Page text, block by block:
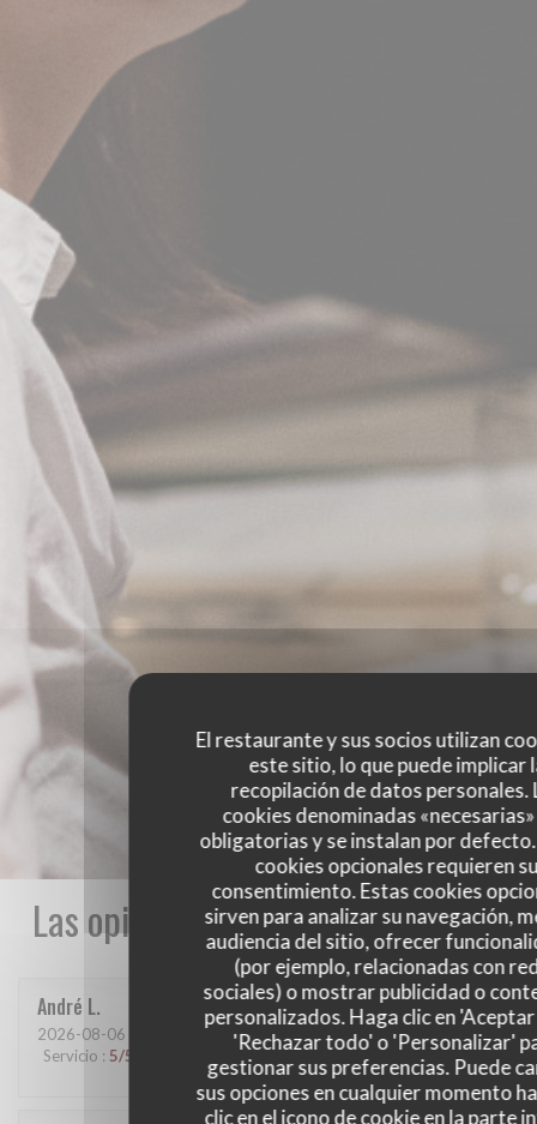
El restaurante y sus socios utilizan
este sitio, lo que puede implicar
recopilación de datos personales.
cookies denominadas
obligatorias y se instalan por
cookies opcionales requieren
consentimiento. Estas cookies
sirven para analizar su navegación,
audiencia del sitio, ofrecer
(por ejemplo, relacionadas con
sociales) o mostrar publicidad o
personalizados. Haga clic en
'Rechazar todo' o 'Personalizar'
gestionar sus preferencias. Puede
sus opciones en cualquier momento
clic en el icono de cookie en la parte
Las opiniones de nuestros clientes
André L
2026-08-06 - 12:30 - Invitados 3
Servicio : 5/5 /5 Menú:5/5 Calidad / Precio: 4/5